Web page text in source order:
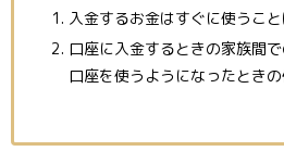
入金するお金はすぐに使うこと
口座に入金するときの家族間
口座を使うようになったときの